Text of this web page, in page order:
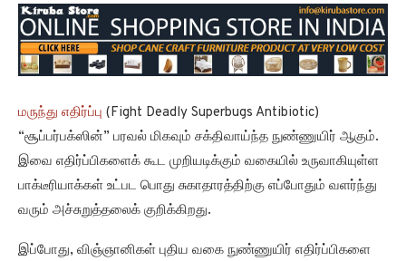
மருந்து எதிர்ப்பு (Fight Deadly Superbugs Antibiotic)
“சூப்பர்பக்ஸின்” பரவல் மிகவும் சக்திவாய்ந்த நுண்ணுயிர் ஆகும்.
இவை எதிர்ப்பிகளைக் கூட முறியடிக்கும் வகையில் உருவாகியுள்ள
பாக்டீரியாக்கள் உட்பட பொது சுகாதாரத்திற்கு எப்போதும் வளர்ந்து
வரும் அச்சுறுத்தலைக் குறிக்கிறது.
இப்போது, விஞ்ஞானிகள் புதிய வகை நுண்ணுயிர் எதிர்ப்பிகளை